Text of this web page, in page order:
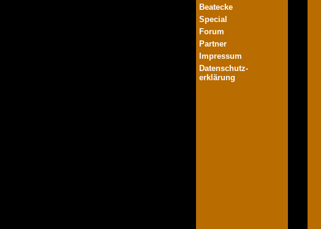
Beatecke
Special
Forum
Partner
Impressum
Datenschutz-
erklärung